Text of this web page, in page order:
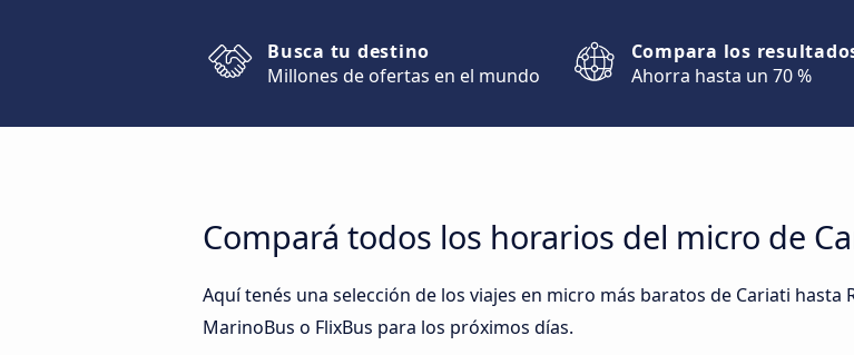
Busca tu destino
Millones de ofertas en el mundo
Compara los
Ahorra hasta un 70 %
Compará todos los horarios del micro de
Aquí tenés una selección de los viajes en micro más baratos de Cariati
MarinoBus o FlixBus para los próximos días.